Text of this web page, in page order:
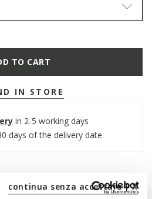
continua senza accettare | X
TO CART
IN STORE
in 2-5 working days
days of the delivery date
men's shoe, an authentic